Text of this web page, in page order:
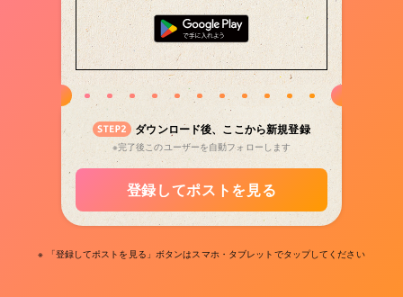
ダウンロード後、ここから新規登録
※完了後このユーザーを自動フォローします
登録してポストを見る
※ 「登録してポストを見る」ボタンはスマホ・タブレットでタップしてください